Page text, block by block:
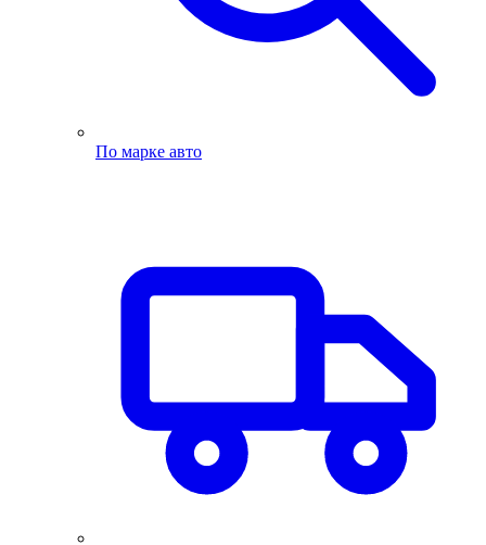
По марке авто